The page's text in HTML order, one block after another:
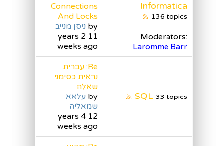
Informatica
136 topics
Moderators:
Laromme Barr
Connections
And Locks
by
11 years 2
weeks ago
SQL 33 topics
Re: עברית
נראית כסימני
שאלה
by עלאא
שמאליה
12 years 4
weeks ago